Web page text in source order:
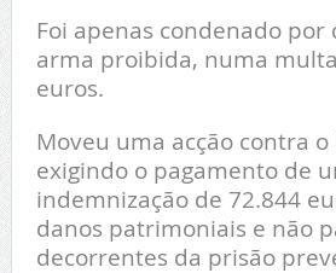
Foi apenas condenado por
arma proibida, numa
euros.
Moveu uma acção contra o
exigindo o pagamento de
indemnização de 72.844
danos patrimoniais e não
decorrentes da prisão